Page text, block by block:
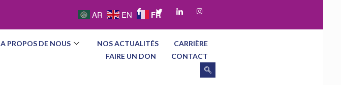
AR EN FR
A PROPOS DE NOUS NOS ACTUALITÉS
CARRIÈRE
FAIRE UN DON
CONTACT